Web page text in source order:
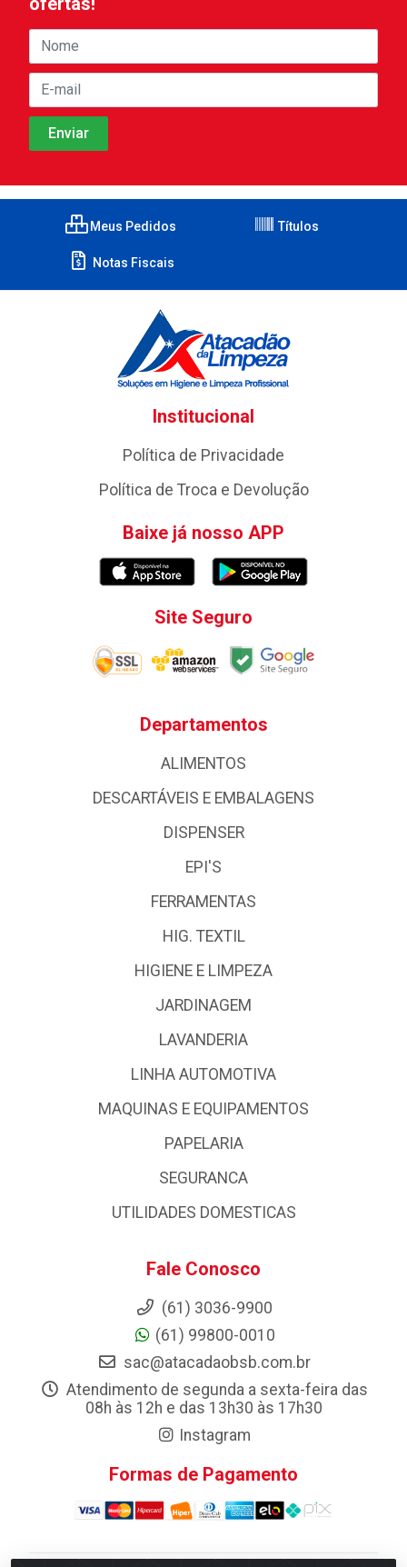
Meus Pedidos Títulos
Notas Fiscais
Institucional
Política de Privacidade
Política de Troca e Devolução
Baixe já nosso APP
Site Seguro
Departamentos
ALIMENTOS
DESCARTÁVEIS E EMBALAGENS
DISPENSER
EPI'S
FERRAMENTAS
HIG. TEXTIL
HIGIENE E LIMPEZA
JARDINAGEM
LAVANDERIA
LINHA AUTOMOTIVA
MAQUINAS E EQUIPAMENTOS
PAPELARIA
SEGURANCA
UTILIDADES DOMESTICAS
Fale Conosco
(61) 3036-9900
(61) 99800-0010
sac@atacadaobsb.com.br
Atendimento de segunda a sexta-feira das
08h às 12h e das 13h30 às 17h30
Instagram
Formas de Pagamento